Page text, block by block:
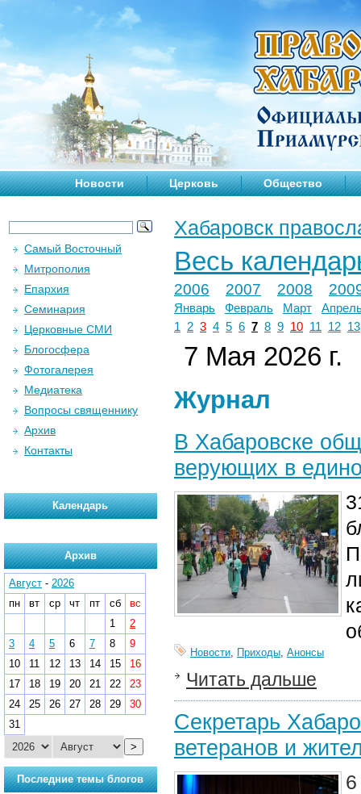
Новости Церковь Общество
Хабаровск
Весь
2006 2007 2008
Январь Февраль Март
1
2 3 4 5 6 7 8 9 10 11 12 13
7 Мая 2026 г.
Журнал
В Хабаровске
верующих в
Новости, Приходы, Анонсы
Читать дальше
Секретарь
ветеранов и
Самый Восточный
Митрополия
Епархия
Семинария
Церковные СМИ
Блогосфера
Фотогалерея
Медиатека
Вопросы священнику
Архив
Контакты
Календарь
Архив
Август - 2026
пн
вт ср чт пт сб
вс
1
2
3
4 5 6 7 8
9
10
11 12 13 14 15
16
17
18 19 20 21 22
23
24
25 26 27 28 29
30
31
>
Последние темы блогов